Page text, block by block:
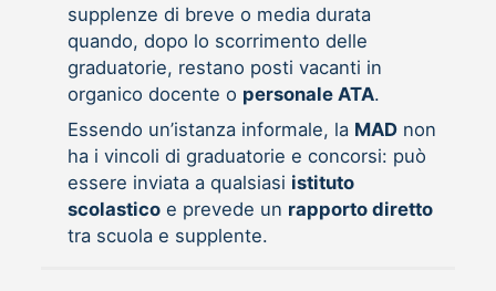
supplenze di breve o media durata
quando, dopo lo scorrimento delle
graduatorie, restano posti vacanti in
organico docente o personale ATA.
Essendo un’istanza informale, la MADnon
ha i vincoli di graduatorie e concorsi: può
essere inviata a qualsiasi istituto
scolasticoe prevede un rapporto diretto
tra scuola e supplente.